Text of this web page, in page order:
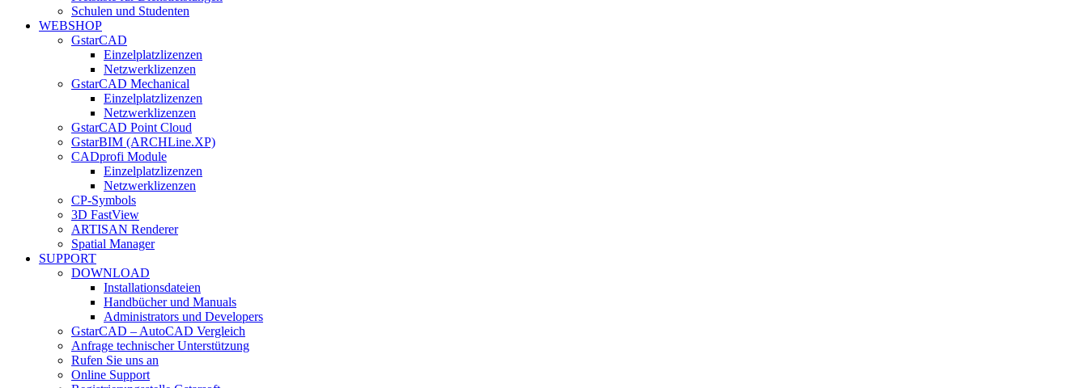
Schulen und Studenten
WEBSHOP
GstarCAD
Einzelplatzlizenzen
Netzwerklizenzen
GstarCAD Mechanical
Einzelplatzlizenzen
Netzwerklizenzen
GstarCAD Point Cloud
GstarBIM (ARCHLine.XP)
CADprofi Module
Einzelplatzlizenzen
Netzwerklizenzen
CP-Symbols
3D FastView
ARTISAN Renderer
Spatial Manager
SUPPORT
DOWNLOAD
Installationsdateien
Handbücher und Manuals
Administrators und Developers
GstarCAD – AutoCAD Vergleich
Anfrage technischer Unterstützung
Rufen Sie uns an
Online Support